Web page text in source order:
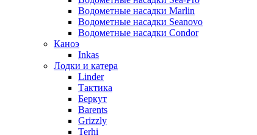
Водометные насадки Marlin
Водометные насадки Seanovo
Водометные насадки Condor
Каноэ
Inkas
Лодки и катера
Linder
Тактика
Беркут
Barents
Grizzly
Terhi